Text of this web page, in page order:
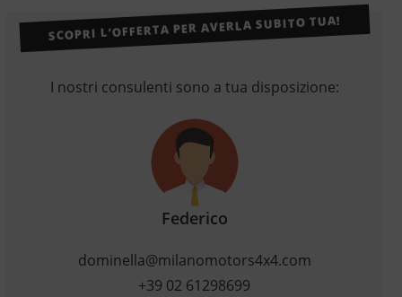
SCOPRI L’OFFERTA PER AVERLA SUBITO TUA!
I nostri consulenti sono a tua disposizione:
Federico
dominella@milanomotors4x4.com
+39 02 61298699